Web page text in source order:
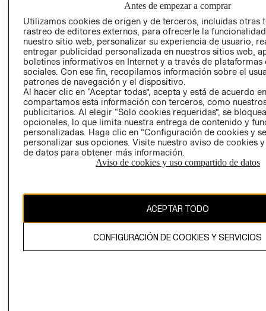
PRENSA
RELACIÓN CON
INVERSIONISTAS
POLÍTICA
EMPRESARIAL
- RETIRO EN
TIENDA
TÉRMINOS Y
CONDICIONES
PRIVACIDAD
GIFT CARD
AVISO DE
COOKIES
Uruguay ($U)
Antes de empezar a comprar
Utilizamos cookies de origen y de terceros, incluidas otras
rastreo de editores externos, para ofrecerle la
nuestro sitio web, personalizar su experiencia de usuario,
entregar publicidad personalizada en nuestros sitios web,
boletines informativos en Internet y a través de plataformas
sociales. Con ese fin, recopilamos información sobre el
patrones de navegación y el dispositivo.
Al hacer clic en “Aceptar todas”, acepta y está de acuerdo
compartamos esta información con terceros, como
publicitarios. Al elegir “Solo cookies requeridas”, se
opcionales, lo que limita nuestra entrega de contenido y
personalizadas. Haga clic en “Configuración de cookies y
personalizar sus opciones. Visite nuestro aviso de cookies
de datos para obtener más información.
Aviso de cookies y uso compartido de datos
ACEPTAR TODO
CONFIGURACIÓN DE COOKIES Y SERVICIOS